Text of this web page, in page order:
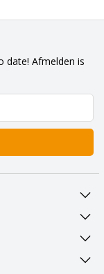
date! Afmelden is